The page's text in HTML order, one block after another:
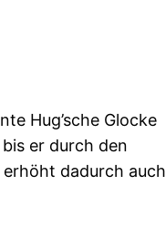
Hug’sche Glocke
er durch den
dadurch auch